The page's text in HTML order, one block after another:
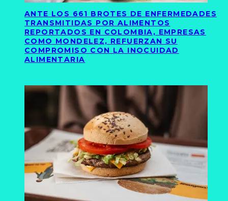
ANTE LOS 661 BROTES DE ENFERMEDADES
TRANSMITIDAS POR ALIMENTOS
REPORTADOS EN COLOMBIA, EMPRESAS
COMO MONDELEZ, REFUERZAN SU
COMPROMISO CON LA INOCUIDAD
ALIMENTARIA